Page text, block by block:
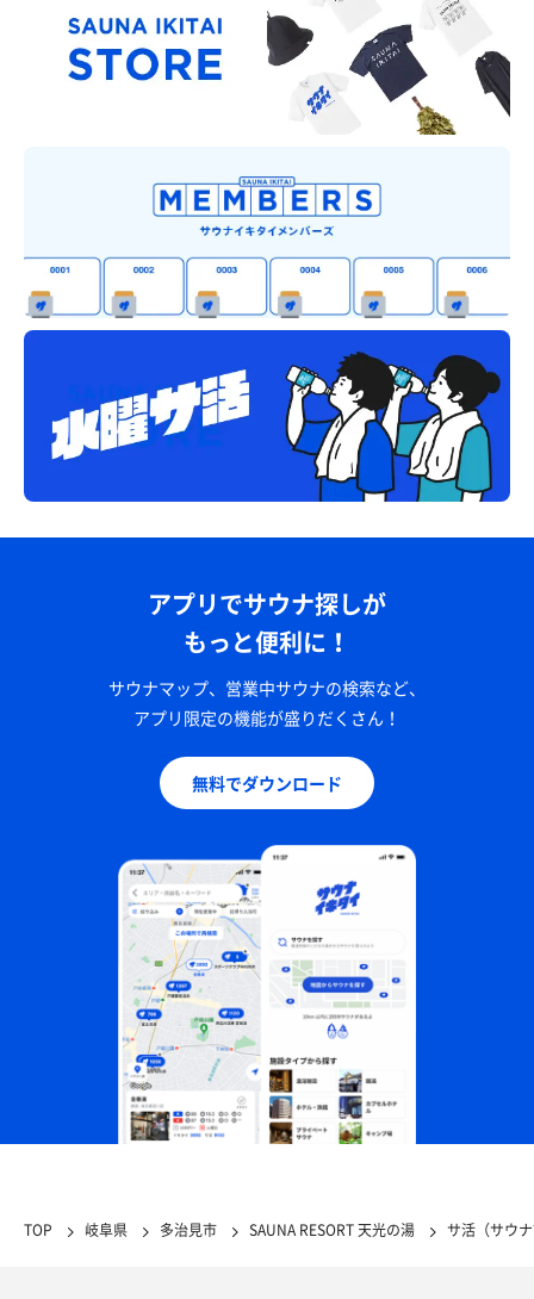
アプリでサウナ探しが
もっと便利に！
サウナマップ、営業中サウナの検索など、
アプリ限定の機能が盛りだくさん！
無料でダウンロード
TOP 岐阜県 多治見市 SAUNA RESORT 天光の湯 サ活（サウ